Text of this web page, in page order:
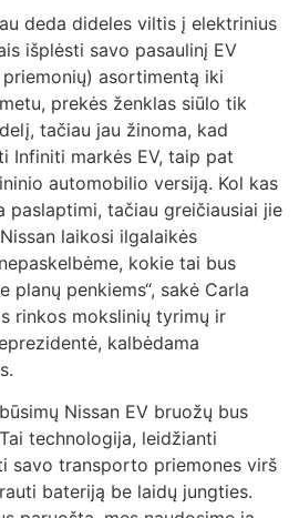
deda dideles viltis į elektrinius
išplėsti savo pasaulinį EV
asortimentą iki
prekės ženklas siūlo tik
tačiau jau žinoma, kad
Infiniti markės EV, taip pat
automobilio versiją. Kol kas
paslaptimi, tačiau greičiausiai jie
laikosi ilgalaikės
kokie tai bus
planų penkiems“, sakė Carla
rinkos mokslinių tyrimų ir
kalbėdama
Nissan EV bruožų bus
technologija, leidžianti
savo transporto priemones virš
bateriją be laidų jungties.